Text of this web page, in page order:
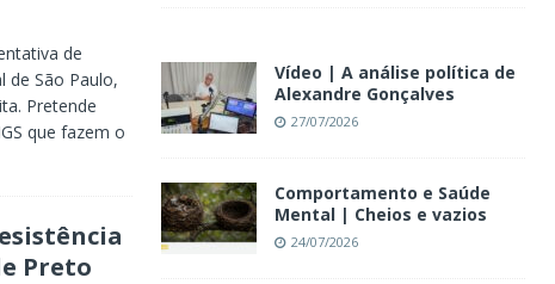
de
de São Paulo,
Pretende
que fazem o
Preto
Vídeo | A análise política de
Alexandre Gonçalves
27/07/2026
Comportamento e Saúde
Mental | Cheios e vazios
24/07/2026